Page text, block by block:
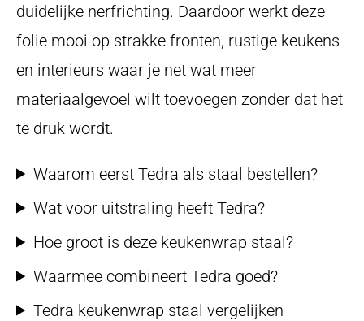
duidelijke nerfrichting. Daardoor werkt deze
folie mooi op strakke fronten, rustige keukens
en interieurs waar je net wat meer
materiaalgevoel wilt toevoegen zonder dat het
te druk wordt.
Waarom eerst Tedra als staal bestellen?
Wat voor uitstraling heeft Tedra?
Hoe groot is deze keukenwrap staal?
Waarmee combineert Tedra goed?
Tedra keukenwrap staal vergelijken